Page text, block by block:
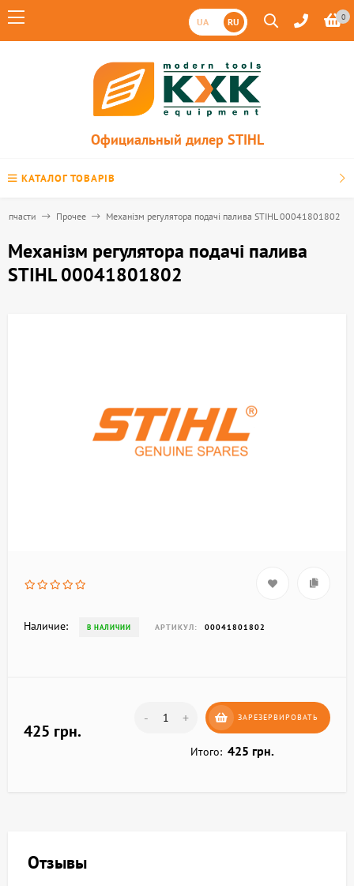
UA RU 0
Официальный дилер STIHL
КАТАЛОГ ТОВАРІВ
Запчасти Прочее Механізм регулятора подачі палива STIHL 00041801802
Механізм регулятора подачі палива
STIHL 00041801802
Наличие: В НАЛИЧИИ АРТИКУЛ: 00041801802
425 грн.
- + ЗАРЕЗЕРВИРОВАТЬ
Итого: 425 грн.
Отзывы